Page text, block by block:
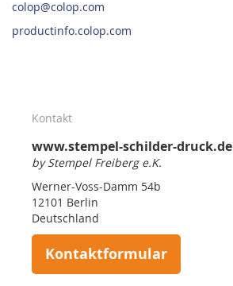
colop@colop.com
productinfo.colop.com
Kontakt
www.stempel-schilder-druck.de
by Stempel Freiberg e.K.
Werner-Voss-Damm 54b
12101 Berlin
Deutschland
Kontaktformular